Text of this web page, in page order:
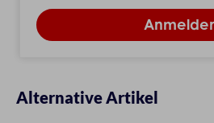
Alternative Artikel